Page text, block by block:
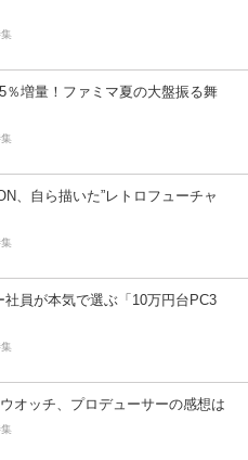
％増量！ファミマ夏の大盤振る舞
、自ら描いた”レトロフューチャ
社員が本気で選ぶ「10万円台PC3
ウオッチ、プロデューサーの感想は